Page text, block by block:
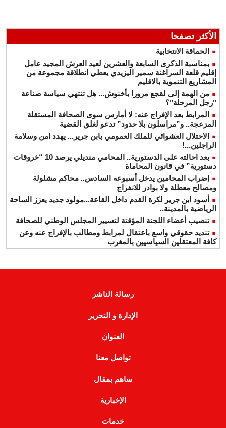
الأكثر تصفحا
الحماقة الانتخابية
بمناسبة الذكرى السابعة والعشرين لعيد العرش المجيد عامل
إقليم قلعة السراغنة سمير اليزيدي يعطي انطلاقة مجموعة من
المشاريع التنموية بالاقليم
من الهمة إلى لقجع مرورا بأخنوش... هل تنتهي سياسة صناعة
"رجل المرحلة"؟
المرابط بعد الإفراج عنه: لا أمارس سوى الصحافة المستقلة
المزعجة.. و”مراسلون بلا حدود” تدعو لغلق القضية
الاحتلال العشوائي للملك العمومي بابن جرير... يهدد امن وسلامة
الراجلين...!
بعد احالته على الدستورية.. المحامي منديلي يرصد 10 “خروقات
دستورية” في قانون المحاماة
إضراب المحامين يدخل أسبوعه السادس.. محاكم مشلولة
ومصالح معطلة ولا بوادر للانفراج
أسود ابن جرير لكرة القدم داخل القاعة...مولود جديد يعزز الساحة
الرياضية بالمدينة..
تنصيب أعضاء اللجنة المؤقتة لتسيير المجلس الوطني للصحافة
تنديد حقوقي واسع باعتقال لمرابط ومطالب بالإفراج عنه وعن
كافة المعتقلين السياسيين بالمغرب
رسالة الناشر
الإدارة و التحرير
العنوان
تواصل معنا
ساهم بمقال
الإخبارية
خدمات